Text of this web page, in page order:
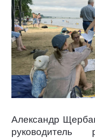
Александр